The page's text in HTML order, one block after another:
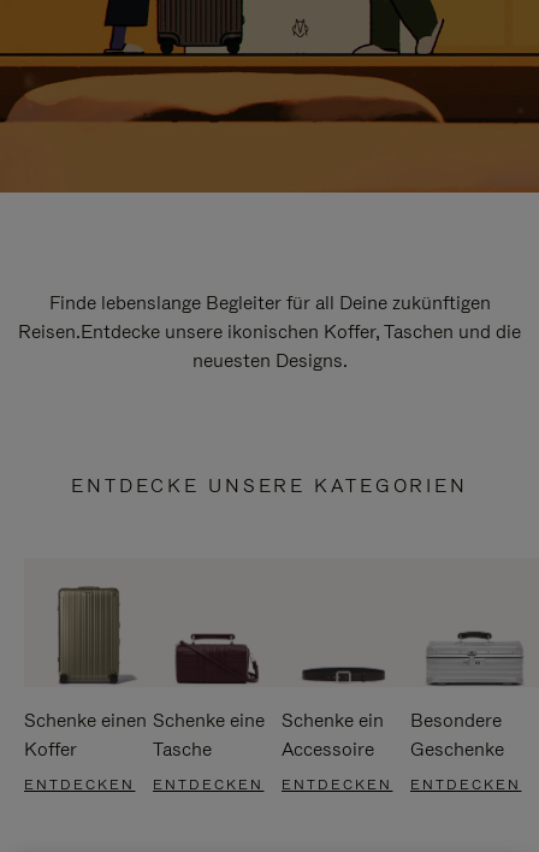
Finde lebenslange Begleiter für all Deine zukünftigen
Reisen.Entdecke unsere ikonischen Koffer, Taschen und die
neuesten Designs.
ENTDECKE UNSERE KATEGORIEN
Schenke einen
Koffer
ENTDECKEN
Schenke eine
Tasche
ENTDECKEN
Schenke ein
Accessoire
ENTDECKEN
Besondere
Geschenke
ENTDECKEN